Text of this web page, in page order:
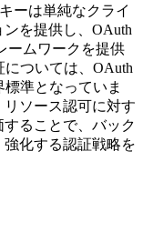
ーは単純なクライ
を提供し、OAuth
ームワークを提供
ついては、OAuth
標準となっていま
ソース認可に対す
ることで、バック
化する認証戦略を